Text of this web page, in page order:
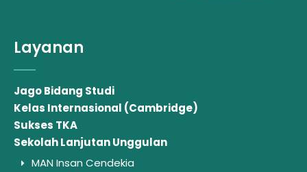
Layanan
Jago Bidang Studi
Kelas Internasional (Cambridge)
Sukses TKA
Sekolah Lanjutan Unggulan
MAN Insan Cendekia